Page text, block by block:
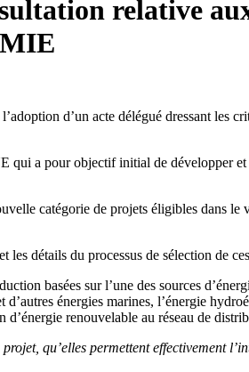
relative
MIE
d’un acte délégué dressant les
a pour objectif initial de développer et
catégorie de projets éligibles dans
les détails du processus de sélection de
basées sur l’une des sources
énergies marines, l’énergie
renouvelable au réseau de
qu’elles permettent effectivement